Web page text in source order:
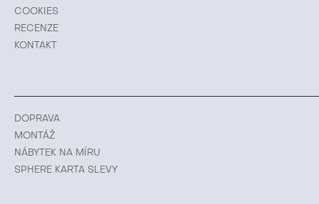
COOKIES
RECENZE
KONTAKT
DOPRAVA
MONTÁŽ
NÁBYTEK NA MÍRU
SPHERE KARTA SLEVY